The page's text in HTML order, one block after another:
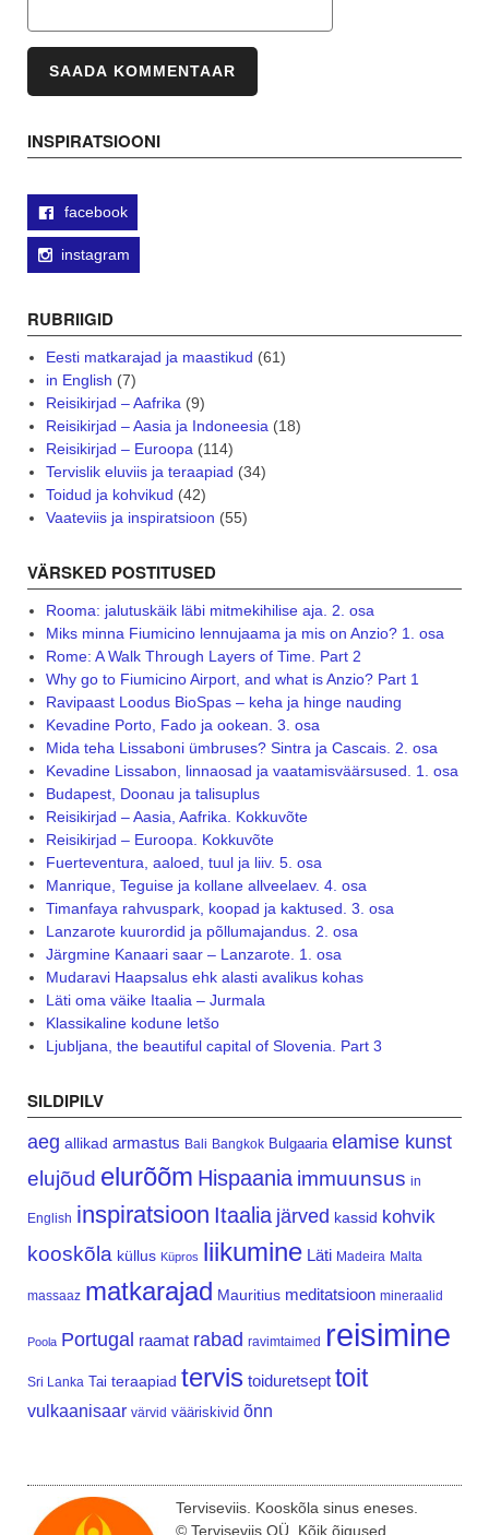
INSPIRATSIOONI
facebook
instagram
RUBRIIGID
Eesti matkarajad ja maastikud (61)
in English (7)
Reisikirjad – Aafrika(9)
Reisikirjad – Aasia ja Indoneesia(18)
Reisikirjad – Euroopa(114)
Tervislik eluviis ja teraapiad (34)
Toidud ja kohvikud (42)
Vaateviis ja inspiratsioon (55)
VÄRSKED POSTITUSED
Rooma: jalutuskäik läbi mitmekihilise aja. 2. osa
Miks minna Fiumicino lennujaama ja mis on Anzio? 1. osa
Rome: A Walk Through Layers of Time. Part 2
Why go to Fiumicino Airport, and what is Anzio? Part 1
Ravipaast Loodus BioSpas – keha ja hinge nauding
Kevadine Porto, Fado ja ookean. 3. osa
Mida teha Lissaboni ümbruses? Sintra ja Cascais. 2. osa
Kevadine Lissabon, linnaosad ja vaatamisväärsused. 1. osa
Budapest, Doonau ja talisuplus
Reisikirjad – Aasia, Aafrika. Kokkuvõte
Reisikirjad – Euroopa. Kokkuvõte
Fuerteventura, aaloed, tuul ja liiv. 5. osa
Manrique, Teguise ja kollane allveelaev. 4. osa
Timanfaya rahvuspark, koopad ja kaktused. 3. osa
Lanzarote kuurordid ja põllumajandus. 2. osa
Järgmine Kanaari saar – Lanzarote. 1. osa
Mudaravi Haapsalus ehk alasti avalikus kohas
Läti oma väike Itaalia – Jurmala
Klassikaline kodune letšo
Ljubljana, the beautiful capital of Slovenia. Part 3
SILDIPILV
aeg allikad armastus Bali Bangkok Bulgaaria elamise kunst
elujõud elurõõm Hispaania immuunsus in
English inspiratsioon Itaalia järved kassid kohvik
kooskõla küllus Küpros liikumine Läti Madeira Malta
massaaz matkarajad Mauritius meditatsioon mineraalid
Poola Portugal raamat rabad ravimtaimed reisimine
Sri Lanka Tai teraapiad tervis toiduretsept toit
vulkaanisaar värvid vääriskivid õnn
Terviseviis. Kooskõla sinus eneses.
© Terviseviis OÜ. Kõik õigused